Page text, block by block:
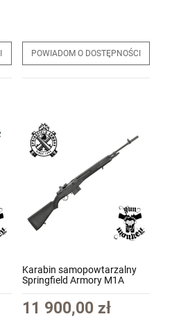
POWIADOM O DOSTĘPNOŚCI
Karabin samopowtarzalny
Springfield Armory M1A
Stock kal. .308Win
11 900,00 zł